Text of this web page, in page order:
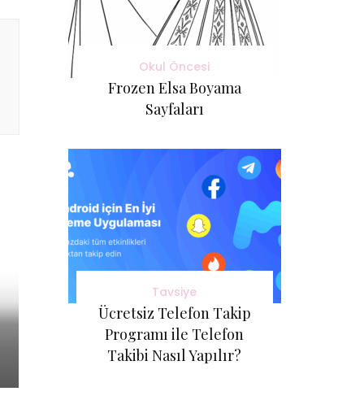
Okul Öncesi
Frozen Elsa Boyama
Sayfaları
Tavsiye
Ücretsiz Telefon Takip
Programı ile Telefon
Takibi Nasıl Yapılır?